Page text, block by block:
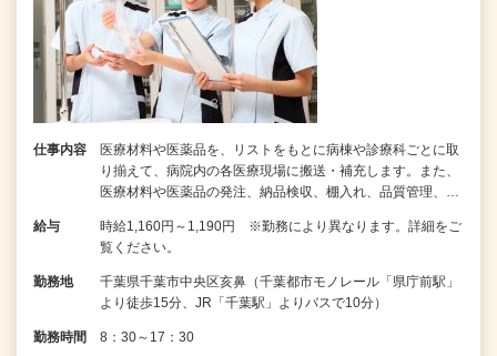
仕事内容
医療材料や医薬品を、リストをもとに病棟や診療科ごとに取
り揃えて、病院内の各医療現場に搬送・補充します。また、
医療材料や医薬品の発注、納品検収、棚入れ、品質管理、…
給与
時給1,160円～1,190円 ※勤務により異なります。詳細をご
覧ください。
勤務地
千葉県千葉市中央区亥鼻（千葉都市モノレール「県庁前駅」
より徒歩15分、JR「千葉駅」よりバスで10分）
勤務時間 8：30～17：30